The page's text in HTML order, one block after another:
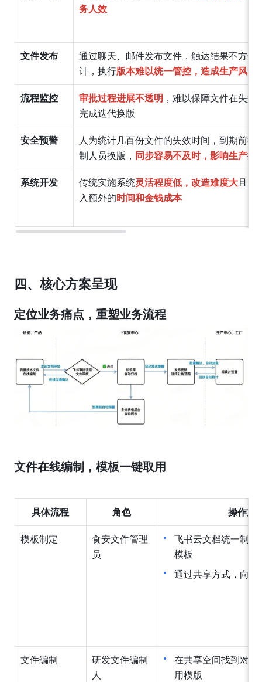
务人效
文件发布
通过聊天、邮件发布文件，触达结果不方便
计，执行版本难以统一管控，造成生产风险
流程监控 审批过程进展不透明 ，难以保障文件在失效
完成迭代换版
安全预警
人为统计几百份文件的失效时间，到期前提
制人员换版， 同步容易不及时，影响生产执
系统开发 传统实施系统灵活程度低，改造难度大且需
入额外的 时间和金钱成本
四、核心方案呈现
定位业务痛点，重塑业务流程
文件在线编制，模板一键取用
具体流程 角色 操作方
模板制定
食安文件管理
员
飞书云文档统一制定
模板
通过共享方式，向编
文件编制
研发文件编制
人
在共享空间找到对应
用模版